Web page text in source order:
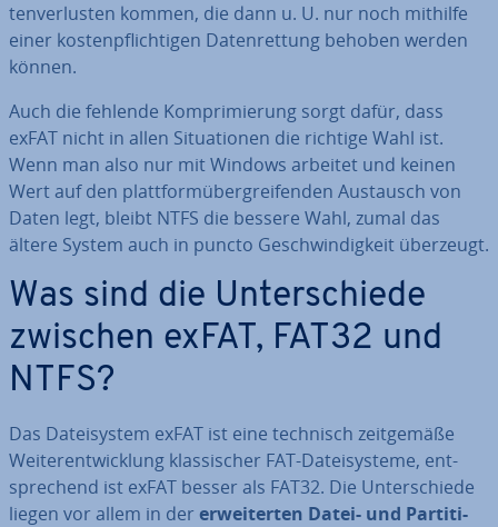
ten­ver­lus­ten kommen, die dann u. U. nur noch mithilfe
einer kos­ten­pflich­ti­gen Da­ten­ret­tung behoben werden
können.
Auch die fehlende Kom­pri­mie­rung sorgt dafür, dass
exFAT nicht in allen Si­tua­tio­nen die richtige Wahl ist.
Wenn man also nur mit Windows arbeitet und keinen
Wert auf den platt­form­über­grei­fen­den Austausch von
Daten legt, bleibt NTFS die bessere Wahl, zumal das
ältere System auch in puncto Ge­schwin­dig­keit überzeugt.
Was sind die Un­ter­schie­de
zwischen exFAT, FAT32 und
NTFS?
Das Da­tei­sys­tem exFAT ist eine technisch zeit­ge­mä­ße
Wei­ter­ent­wick­lung klas­si­scher FAT-Da­tei­sys­te­me, ent­
spre­chend ist exFAT besser als FAT32. Die Un­ter­schie­de
liegen vor allem in der er­wei­ter­ten Datei- und Par­ti­ti­